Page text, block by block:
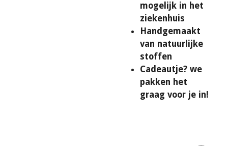
mogelijk in het
ziekenhuis
Handgemaakt
van natuurlijke
stoffen
Cadeautje? we
pakken het
graag voor je in!